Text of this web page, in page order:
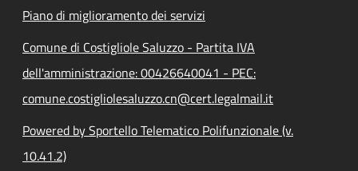
Piano di miglioramento dei servizi
Comune di Costigliole Saluzzo - Partita IVA
dell'amministrazione: 00426640041 - PEC:
comune.costigliolesaluzzo.cn@cert.legalmail.it
Powered by Sportello Telematico Polifunzionale (v.
10.41.2)